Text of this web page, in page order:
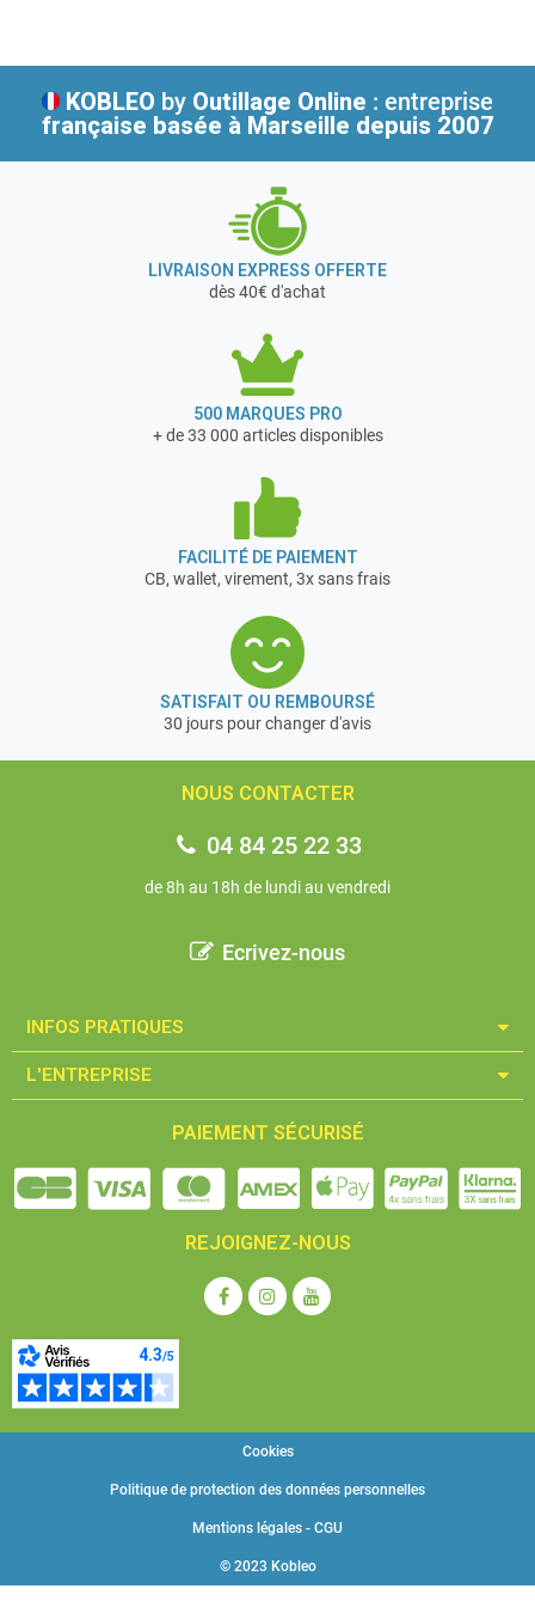
KOBLEO by Outillage Online : entreprise
française basée à Marseille depuis 2007
LIVRAISON EXPRESS OFFERTE
dès 40€ d'achat
500 MARQUES PRO
+ de 33 000 articles disponibles
FACILITÉ DE PAIEMENT
CB, wallet, virement, 3x sans frais
SATISFAIT OU REMBOURSÉ
30 jours pour changer d'avis
NOUS CONTACTER
04 84 25 22 33
de 8h au 18h de lundi au vendredi
Ecrivez-nous
INFOS PRATIQUES​
L'ENTREPRISE​
PAIEMENT SÉCURISÉ
REJOIGNEZ-NOUS
© 2023 Kobleo
Mentions légales - CGU
Politique de protection des données personnelles
Cookies